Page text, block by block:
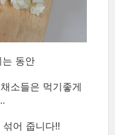
는 동안
소들은 먹기좋게
어 줍니다!!